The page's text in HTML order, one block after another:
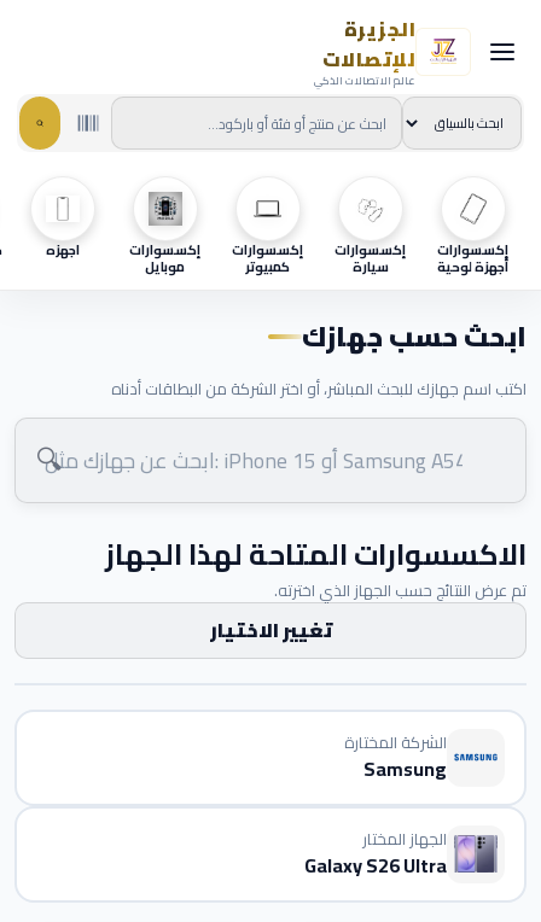
الجزيرة
للإتصالات
عالم الاتصالات الذكي
إكسسوارات
أجهزة لوحية
إكسسوارات
سيارة
إكسسوارات
كمبيوتر
إكسسوارات
موبايل
اجهزه
ابحث حسب جهازك
اكتب اسم جهازك للبحث المباشر، أو اختر الشركة من البطاقات أدناه
🔍
الاكسسوارات المتاحة لهذا الجهاز
تم عرض النتائج حسب الجهاز الذي اخترته.
تغيير الاختيار
الشركة المختارة
Samsung
الجهاز المختار
Galaxy S26 Ultra